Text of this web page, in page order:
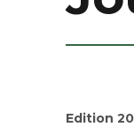
Edition